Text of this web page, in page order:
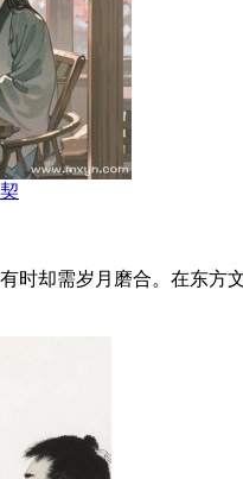
时却需岁月磨合。在东